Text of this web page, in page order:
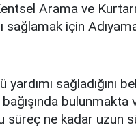
Arama ve
için
sağladığını
bulunmakta
süreç ne kadar uzun